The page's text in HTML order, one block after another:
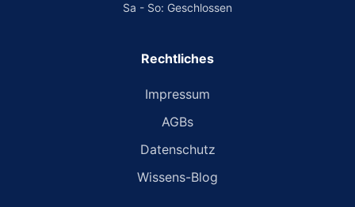
Sa - So: Geschlossen
Rechtliches
Impressum
AGBs
Datenschutz
Wissens-Blog